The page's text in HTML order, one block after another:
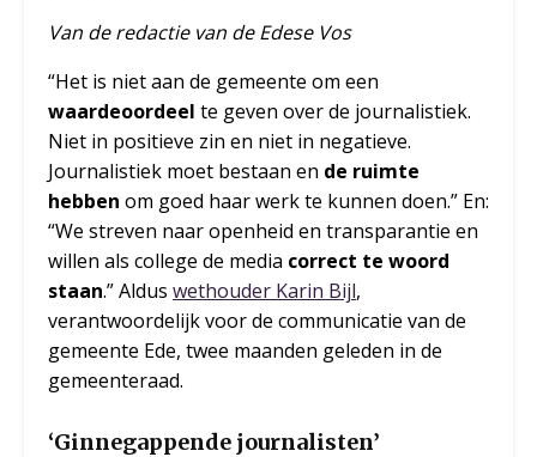
Van de redactie van de Edese Vos
“Het is niet aan de gemeente om een
waardeoordeel te geven over de journalistiek.
Niet in positieve zin en niet in negatieve.
Journalistiek moet bestaan en de ruimte
hebben om goed haar werk te kunnen doen.” En:
“We streven naar openheid en transparantie en
willen als college de media correct te woord
staan.” Aldus wethouder Karin Bijl,
verantwoordelijk voor de communicatie van de
gemeente Ede, twee maanden geleden in de
gemeenteraad.
‘Ginnegappende journalisten’